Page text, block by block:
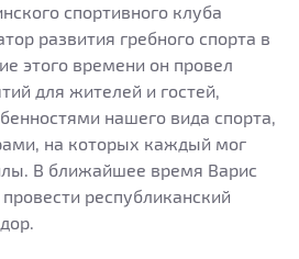
спортивного клуба
развития гребного спорта в
этого времени он провел
для жителей и гостей,
нашего вида спорта,
на которых каждый мог
В ближайшее время Варис
республиканский